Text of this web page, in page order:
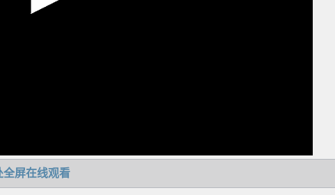
全屏在线观看